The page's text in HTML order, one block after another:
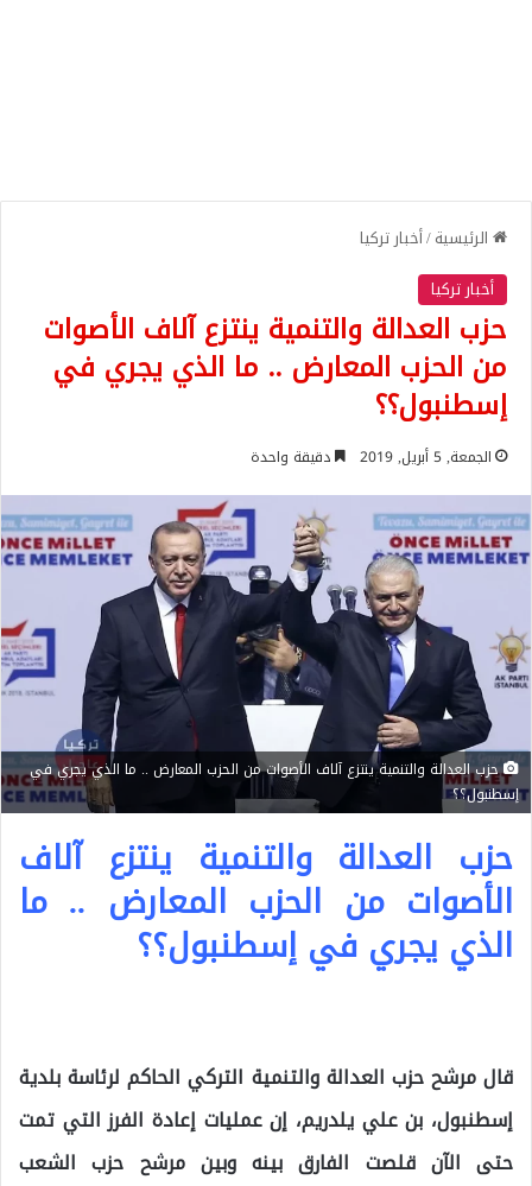
الرئيسية/أخبار تركيا
أخبار تركيا
حزب العدالة والتنمية ينتزع آلاف الأصوات
من الحزب المعارض .. ما الذي يجري في
إسطنبول؟؟
الجمعة, 5 أبريل, 2019 دقيقة واحدة
حزب العدالة والتنمية ينتزع آلاف الأصوات من الحزب المعارض .. ما الذي يجري في
إسطنبول؟؟
حزب العدالة والتنمية ينتزع آلاف
الأصوات من الحزب المعارض .. ما
الذي يجري في إسطنبول؟؟
قال مرشح حزب العدالة والتنمية التركي الحاكم لرئاسة بلدية
إسطنبول، بن علي يلدريم، إن عمليات إعادة الفرز التي تمت
حتى الآن قلصت الفارق بينه وبين مرشح حزب الشعب